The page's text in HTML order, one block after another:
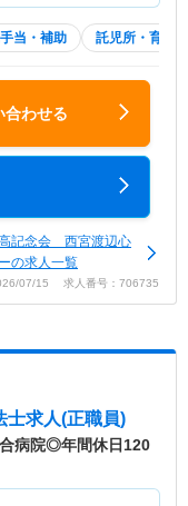
当・補助 託児所・育児
合わせる
記念会 西宮渡辺心
の求人一覧
07/15 求人番号：706735
士求人(正職員)
病院◎年間休日120